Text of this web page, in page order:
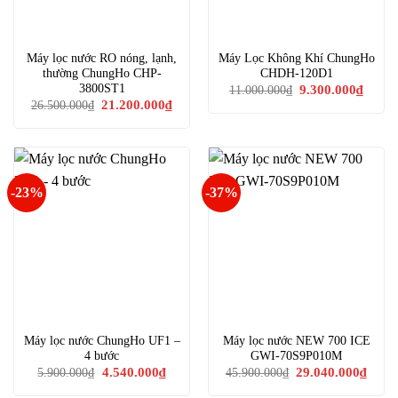
Máy lọc nước RO nóng, lạnh,
thường ChungHo CHP-
3800ST1
26.500.000₫
Giá
21.200.000₫Giá
hiện
21.200.000₫.
Máy Lọc Không Khí ChungHo
CHDH-120D1
11.000.000₫ Giá
9.300.000₫Giá
hiện
-23%
Máy lọc nước ChungHo UF1 –
4 bước
5.900.000₫ Giá
4.540.000₫Giá
hiện
-37%
Máy lọc nước NEW 700 ICE
GWI-70S9P010M
45.900.000₫
Giá
29.040.000₫Giá
hiện